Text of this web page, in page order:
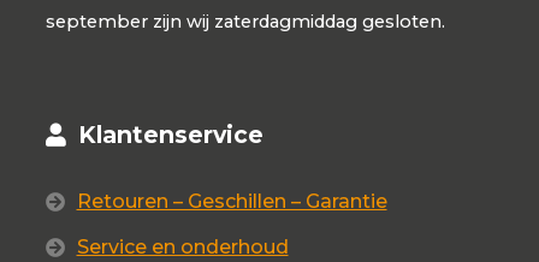
september zijn wij zaterdagmiddag gesloten.
Klantenservice
Retouren – Geschillen – Garantie
Service en onderhoud